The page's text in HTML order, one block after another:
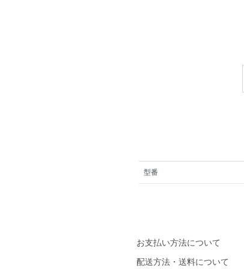
型番
お支払い方法について
配送方法・送料について